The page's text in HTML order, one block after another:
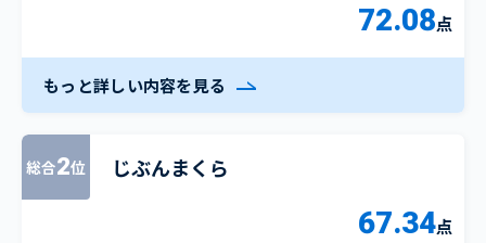
72.08点
もっと詳しい内容を見る
総合2位 じぶんまくら
67.34点